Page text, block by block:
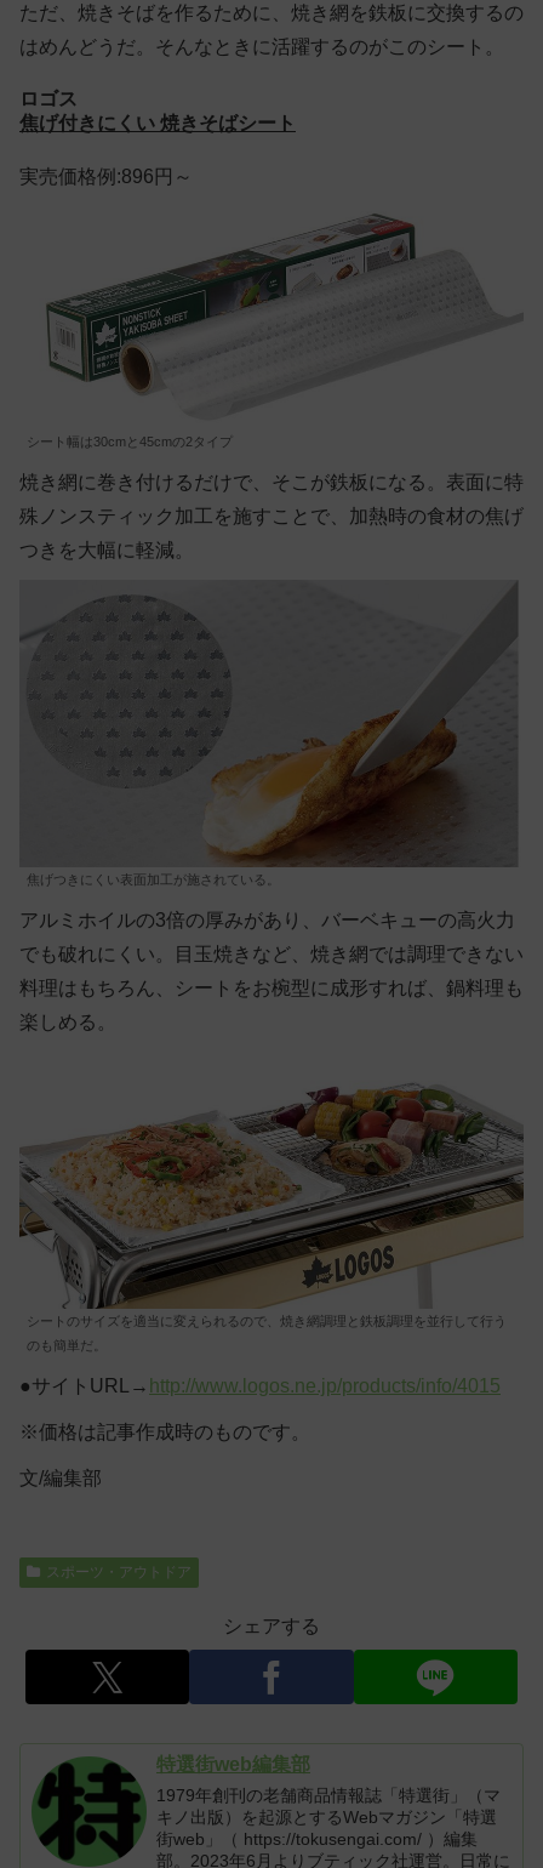
ただ、焼きそばを作るために、焼き網を鉄板に交換するの
はめんどうだ。そんなときに活躍するのがこのシート。
ロゴス
焦げ付きにくい 焼きそばシート
実売価格例:896円～
シート幅は30cmと45cmの2タイプ
焼き網に巻き付けるだけで、そこが鉄板になる。表面に特
殊ノンスティック加工を施すことで、加熱時の食材の焦げ
つきを大幅に軽減。
焦げつきにくい表面加工が施されている。
アルミホイルの3倍の厚みがあり、バーベキューの高火力
でも破れにくい。目玉焼きなど、焼き網では調理できない
料理はもちろん、シートをお椀型に成形すれば、鍋料理も
楽しめる。
シートのサイズを適当に変えられるので、焼き網調理と鉄板調理を並行して行う
のも簡単だ。
●サイトURL→ http://www.logos.ne.jp/products/info/4015
※価格は記事作成時のものです。
文/編集部
スポーツ・アウトドア
シェアする
特選街web編集部
1979年創刊の老舗商品情報誌「特選街」（マ
キノ出版）を起源とするWebマガジン「特選
街web」（ https://tokusengai.com/ ）編集
部。2023年6月よりブティック社運営。日常に